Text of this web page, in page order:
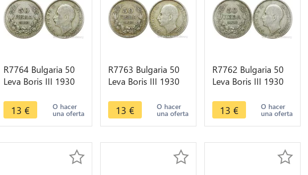
R7764 Bulgaria 50
Leva Boris III 1930
offer
13 € O hacer
una oferta
R7763 Bulgaria 50
Leva Boris III 1930
offer
13 € O hacer
una oferta
R7762 Bulgaria 50
Leva Boris III 1930
offer
13 € O hacer
una oferta